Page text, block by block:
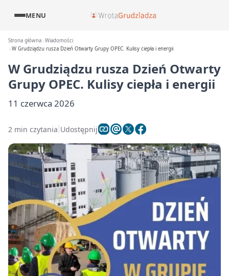
MENU
Strona główna Wiadomości
W Grudziądzu rusza Dzień Otwarty Grupy OPEC. Kulisy ciepła i energii
W Grudziądzu rusza Dzień Otwarty
Grupy OPEC. Kulisy ciepła i energii
11 czerwca 2026
2 min czytania Udostępnij